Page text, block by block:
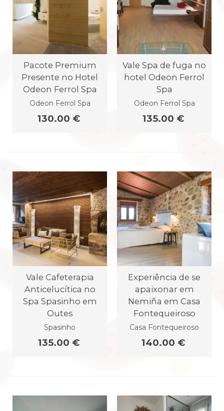
Pacote Premium
Presente no Hotel
Odeon Ferrol Spa
Odeon Ferrol Spa
130.00 €
Vale Spa de fuga no
hotel Odeon Ferrol
Spa
Odeon Ferrol Spa
135.00 €
Vale Cafeterapia
Anticelucítica no
Spa Spasinho em
Outes
Spasinho
135.00 €
Experiência de se
apaixonar em
Nemiña em Casa
Fontequeiroso
Casa Fontequeiroso
140.00 €